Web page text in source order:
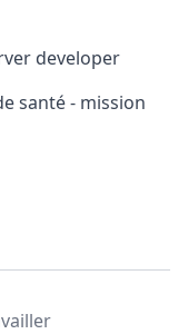
developer
santé - mission